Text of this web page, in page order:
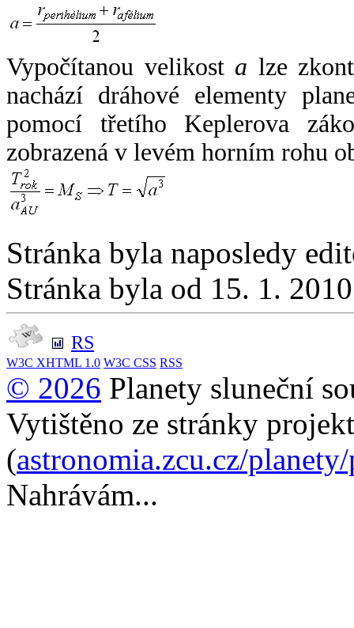
Vypočítanou velikost a lze
nachází dráhové elementy
pomocí třetího Keplerova
zobrazená v levém horním rohu
Stránka byla naposledy
Stránka byla od 15. 1.
RS
W3C XHTML 1.0 W3C CSS RSS
© 2026 Planety sluneční
Vytištěno ze stránky
(astronomia.zcu.cz/
Nahrávám...